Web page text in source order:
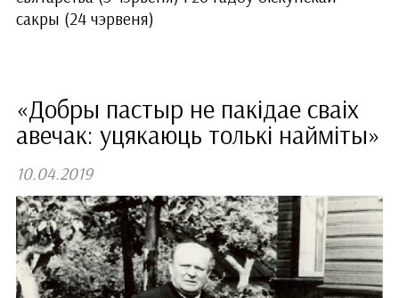
сакры (24 чэрвеня)
«Добры пастыр не пакідае сваіх
авечак: уцякаюць толькі найміты»
10.04.2019